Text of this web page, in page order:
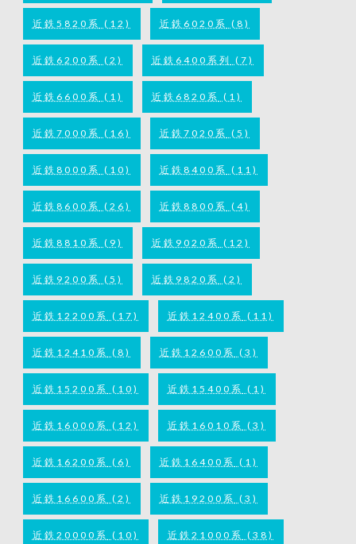
近鉄5820系 (12) 近鉄6020系 (8)
近鉄6200系 (2) 近鉄6400系列 (7)
近鉄6600系 (1) 近鉄6820系 (1)
近鉄7000系 (16) 近鉄7020系 (5)
近鉄8000系 (10) 近鉄8400系 (11)
近鉄8600系 (26) 近鉄8800系 (4)
近鉄8810系 (9) 近鉄9020系 (12)
近鉄9200系 (5) 近鉄9820系 (2)
近鉄12200系 (17) 近鉄12400系 (11)
近鉄12410系 (8) 近鉄12600系 (3)
近鉄15200系 (10) 近鉄15400系 (1)
近鉄16000系 (12) 近鉄16010系 (3)
近鉄16200系 (6) 近鉄16400系 (1)
近鉄16600系 (2) 近鉄19200系 (3)
近鉄20000系 (10) 近鉄21000系 (38)